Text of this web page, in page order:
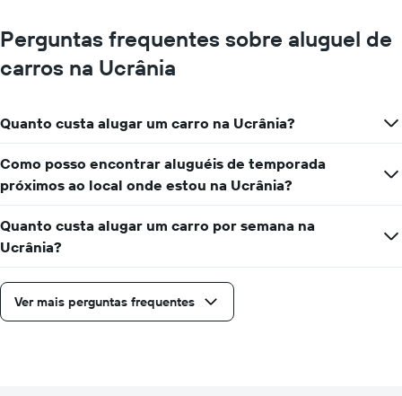
Perguntas frequentes sobre aluguel de
carros na Ucrânia
Quanto custa alugar um carro na Ucrânia?
Como posso encontrar aluguéis de temporada
próximos ao local onde estou na Ucrânia?
Quanto custa alugar um carro por semana na
Ucrânia?
Ver mais perguntas frequentes